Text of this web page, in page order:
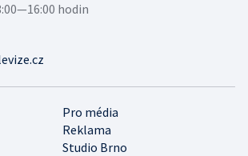
Pro média
Reklama
Studio Brno
hodin